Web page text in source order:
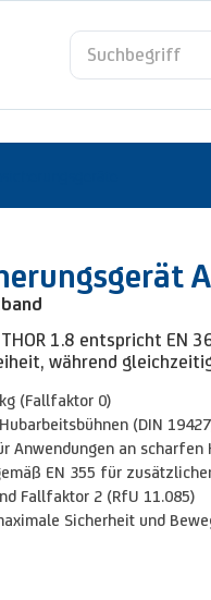
1.8 entspricht EN
während
(Fallfaktor 0)
(DIN
Anwendungen an scharfen
EN 355 für
Fallfaktor 2 (RfU 11.085)
Sicherheit und